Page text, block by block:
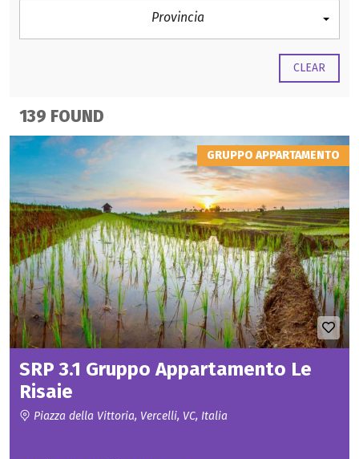
Provincia
CLEAR
139 FOUND
GRUPPO APPARTAMENTO
SRP 3.1 Gruppo Appartamento Le
Risaie
Piazza della Vittoria, Vercelli, VC, Italia